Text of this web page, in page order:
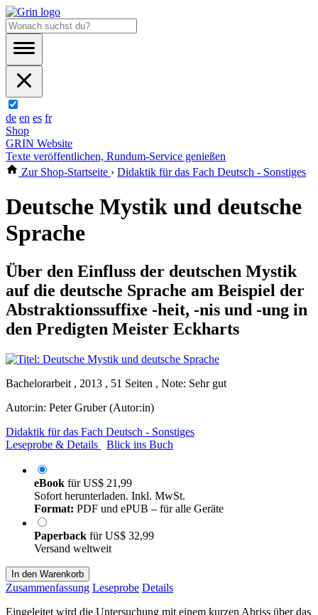
de en es fr
Shop
GRIN Website
Texte veröffentlichen, Rundum-Service genießen
Zur Shop-Startseite › Didaktik für das Fach Deutsch - Sonstiges
Deutsche Mystik und deutsche
Sprache
Über den Einfluss der deutschen Mystik
auf die deutsche Sprache am Beispiel der
Abstraktionssuffixe -heit, -nis und -ung in
den Predigten Meister Eckharts
Bachelorarbeit , 2013 , 51 Seiten , Note: Sehr gut
Autor:in: Peter Gruber (Autor:in)
Didaktik für das Fach Deutsch - Sonstiges
Leseprobe & Details
Blick ins Buch
eBook fürUS$ 21,99
Sofort herunterladen. Inkl. MwSt.
Format: PDF und ePUB – für alle Geräte
Paperback fürUS$ 32,99
Versand weltweit
In den Warenkorb
Zusammenfassung Leseprobe Details
Eingeleitet wird die Untersuchung mit einem kurzen Abriss über das